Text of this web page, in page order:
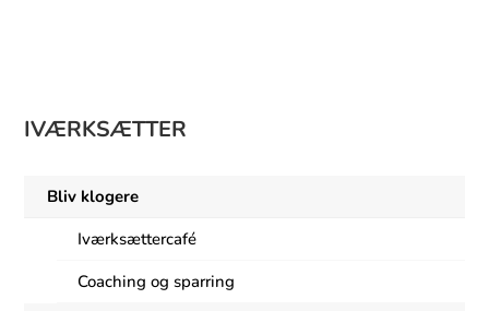
IVÆRKSÆTTER
Bliv klogere
Iværksættercafé
Coaching og sparring